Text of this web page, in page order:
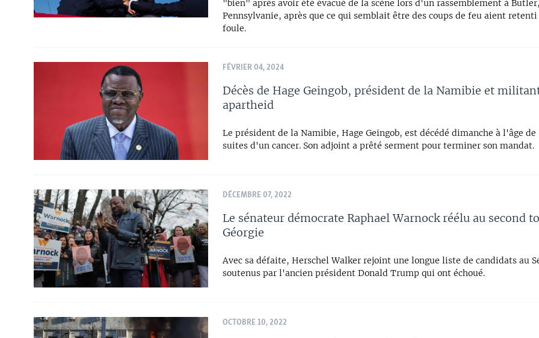
"bien" après avoir été évacué de la scène lors d'un rassemblement à
Pennsylvanie, après que ce qui semblait être des coups de feu aient
foule.
FÉVRIER 04, 2024
Décès de Hage Geingob, président de la Namibie et
apartheid
Le président de la Namibie, Hage Geingob, est décédé dimanche à l'âge de
suites d'un cancer. Son adjoint a prêté serment pour terminer son mandat.
DÉCEMBRE 07, 2022
Le sénateur démocrate Raphael Warnock réélu au second
Géorgie
Avec sa défaite, Herschel Walker rejoint une longue liste de candidats au
soutenus par l'ancien président Donald Trump qui ont échoué.
OCTOBRE 10, 2022